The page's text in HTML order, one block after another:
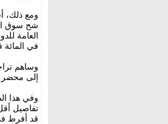
ومع ذلك،
شح سوق
في المائة
وساهم
إلى محضر
وفي هذا
تفاصيل
قد أفرط